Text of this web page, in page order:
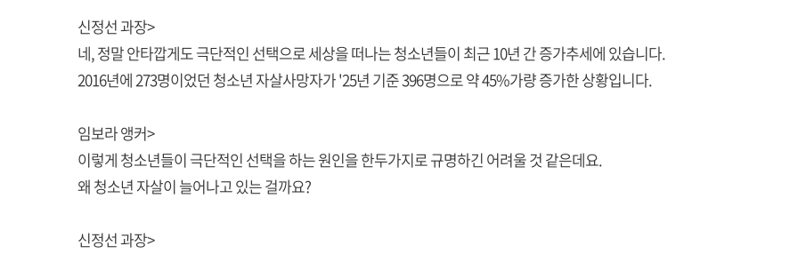
신정선 과장>
네, 정말 안타깝게도 극단적인 선택으로 세상을 떠나는 청소년들이 최근 10년 간 증가추세에 있습니다.
2016년에 273명이었던 청소년 자살사망자가 '25년 기준 396명으로 약 45%가량 증가한 상황입니다.
임보라 앵커>
이렇게 청소년들이 극단적인 선택을 하는 원인을 한두가지로 규명하긴 어려울 것 같은데요.
왜 청소년 자살이 늘어나고 있는 걸까요?
신정선 과장>